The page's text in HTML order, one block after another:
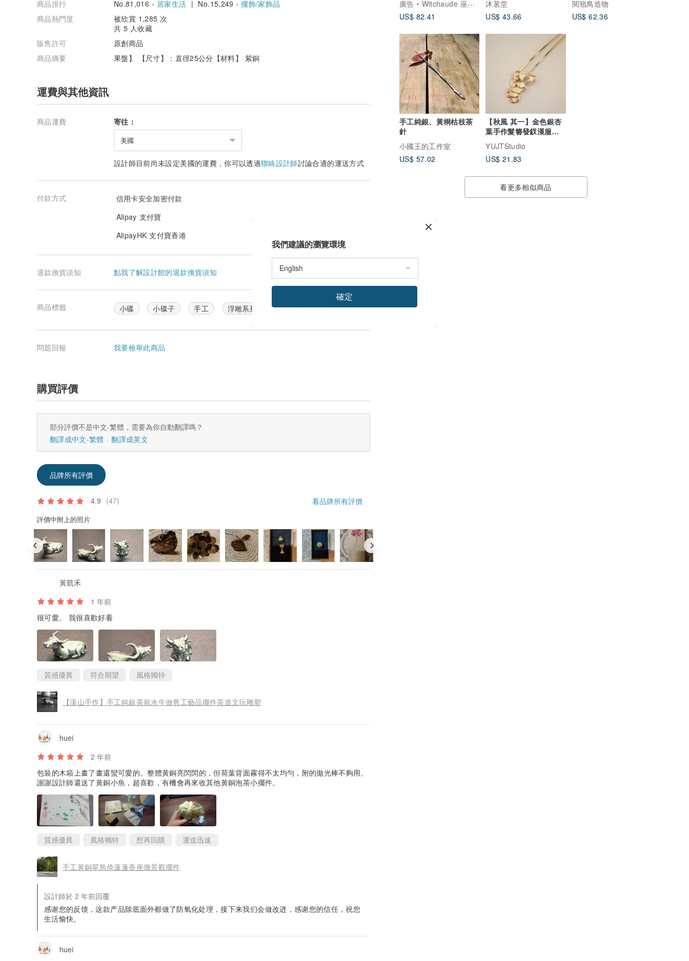
廣告
Witchaude 巫女奧達
US$ 82.41
沐茗堂
US$ 43.66
閱嶺鳥造物
US$ 62.36
手工純銀、黃桐枯枝茶
針
小國王的工作室
US$ 57.02
【秋風 其一】金色銀杏
葉手作髮簪發釵漢服配
飾
YUJTStudio
US$ 21.83
看更多相似商品
商品排行
No.81,016 - 居家生活 | No.15,249 -擺飾/家飾品
商品熱門度
被欣賞 1,285 次
共 5 人收藏
販售許可
原創商品
商品摘要
果盤】 【尺寸】：直徑25公分【材料】 紫銅
運費與其他資訊
商品運費 寄往：
美國
設計師目前尚未設定美國的運費，你可以透過聯絡設計師討論合適的運送方式
付款方式
信用卡安全加密付款
Alipay 支付寶
AlipayHK 支付寶香港
退款換貨須知 點我了解設計館的退款換貨須知
商品標籤 小碟 小碟子 手工 浮雕系列 禮物 豆皿
問題回報 我要檢舉此商品
購買評價
部分評價不是中文-繁體，需要為你自動翻譯嗎？
翻譯成中文-繁體
翻譯成英文
品牌所有評價
4.9 (47) 看品牌所有評價
評價中附上的照片
黃凱禾
1 年前
很可愛。 我很喜歡好看
質感優異 符合期望 風格獨特
【溪山手作】手工純銀茶寵水牛做舊工藝品擺件茶道文玩雕塑
huei
2 年前
包裝的木箱上畫了畫還蠻可愛的。整體黃銅亮閃閃的，但荷葉背面霧得不太均勻，附的拋光棒不夠用。
謝謝設計師還送了黃銅小魚，超喜歡，有機會再來收其他黃銅泡茶小擺件。
質感優異 風格獨特 想再回購 運送迅速
手工黃銅翠鳥倚蓮蓬香座微景觀擺件
設計師於 2 年前回覆
感谢您的反馈，这款产品除底面外都做了防氧化处理，接下来我们会做改进，感谢您的信任，祝您
生活愉快。
huei
我們建議的瀏覽環境
確定